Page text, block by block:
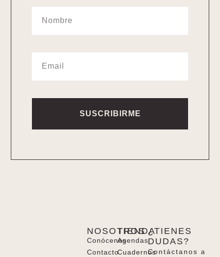
SUSCRIBIRME
TIENDA
Agendas
Cuadernos
NOSOTROS
Conócenos
Contacto
¿TIENES
DUDAS?
Contáctanos a